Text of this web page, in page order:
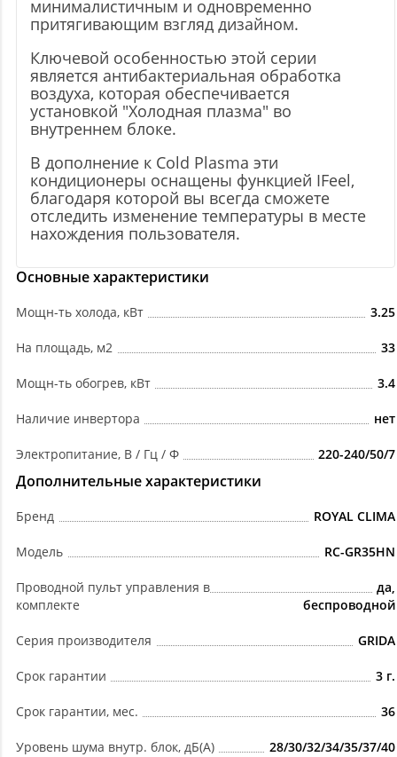
минималистичным и одновременно
притягивающим взгляд дизайном.
Ключевой особенностью этой серии
является антибактериальная обработка
воздуха, которая обеспечивается
установкой "Холодная плазма" во
внутреннем блоке.
В дополнение к Cold Plasma эти
кондиционеры оснащены функцией IFeel,
благодаря которой вы всегда сможете
отследить изменение температуры в месте
нахождения пользователя.
Основные характеристики
Мощн-ть холода, кВт 3.25
На площадь, м2 33
Мощн-ть обогрев, кВт 3.4
Наличие инвертора нет
Электропитание, В / Гц / Ф 220-240/50/7
Дополнительные характеристики
Бренд ROYAL CLIMA
Модель RC-GR35HN
Проводной пульт управления в
комплекте
да,
беспроводной
Серия производителя GRIDA
Срок гарантии 3 г.
Срок гарантии, мес. 36
Уровень шума внутр. блок, дБ(А) 28/30/32/34/35/37/40